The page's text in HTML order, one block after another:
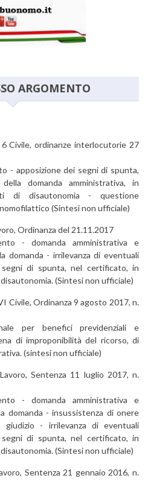
ARGOMENTO
Civile, ordinanze interlocutorie 27
- apposizione dei segni di spunta,
domanda amministrativa, in
di disautonomia - questione
(Sintesi non ufficiale)
Ordinanza del 21.11.2017
- domanda amministrativa e
domanda - irrilevanza di eventuali
segni di spunta, nel certificato, in
(Sintesi non ufficiale)
Civile, Ordinanza 9 agosto 2017, n.
per benefici previdenziali e
di improponibilità del ricorso, di
(sintesi non ufficiale)
Sentenza 11 luglio 2017, n.
- domanda amministrativa e
domanda - insussistenza di onere
- irrilevanza di eventuali
segni di spunta, nel certificato, in
(Sintesi non ufficiale)
Sentenza 21 gennaio 2016, n.